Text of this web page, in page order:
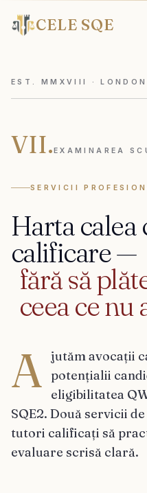
CELE SQE
EST. MMXVIII · LONDON
VII.EXAMINAREA
SERVICII
Hartacalea
calificare—
fărăsă
ceeacenu
A
jutăm avocații
potențialii
eligibilitatea
SQE2. Două servicii
tutori calificați să
evaluare scrisă clară.